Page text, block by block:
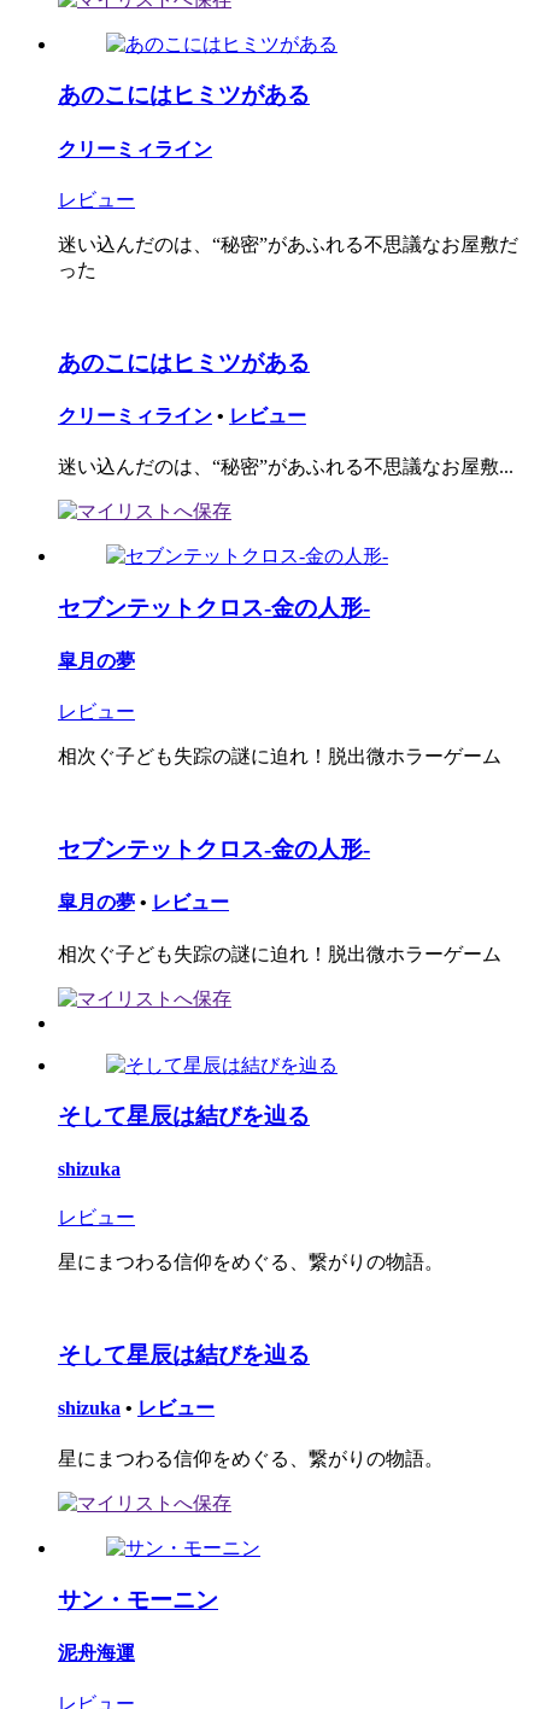
あのこにはヒミツがある
クリーミィライン
レビュー
迷い込んだのは、“秘密”があふれる不思議なお屋敷だ
った
あのこにはヒミツがある
クリーミィライン • レビュー
迷い込んだのは、“秘密”があふれる不思議なお屋敷...
セブンテットクロス-金の人形-
皐月の夢
レビュー
相次ぐ子ども失踪の謎に迫れ！脱出微ホラーゲーム
セブンテットクロス-金の人形-
皐月の夢 • レビュー
相次ぐ子ども失踪の謎に迫れ！脱出微ホラーゲーム
そして星辰は結びを辿る
shizuka
レビュー
星にまつわる信仰をめぐる、繋がりの物語。
そして星辰は結びを辿る
shizuka • レビュー
星にまつわる信仰をめぐる、繋がりの物語。
サン・モーニン
泥舟海運
レビュー